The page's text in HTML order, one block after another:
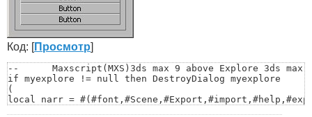
Код: [Просмотр]
--	Maxscript(MXS)3ds max 9 above Explore 3ds max system folder by JiSt
if myexplore != null then DestroyDialog myexplore
(
local narr =